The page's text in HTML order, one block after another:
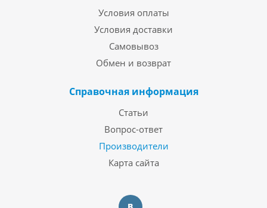
Условия оплаты
Условия доставки
Самовывоз
Обмен и возврат
Справочная информация
Статьи
Вопрос-ответ
Производители
Карта сайта